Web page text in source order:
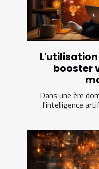
L'utilisation
booster
Dans une ère
l'intelligence